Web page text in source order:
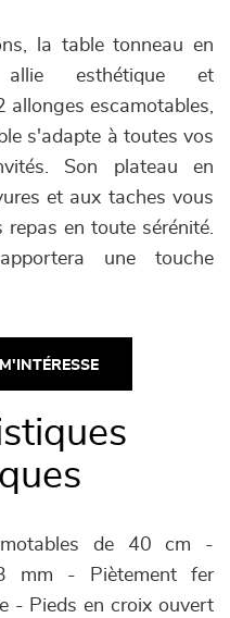
la table tonneau en
allie esthétique et
allonges escamotables,
s'adapte à toutes vos
Son plateau en
et aux taches vous
en toute sérénité.
une touche
de 40 cm -
mm - Piètement fer
- Pieds en croix ouvert